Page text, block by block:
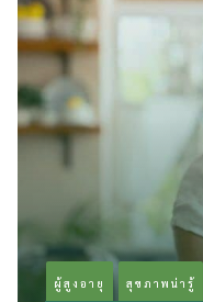
ผู้สูงอายุ สุขภาพน่ารู้